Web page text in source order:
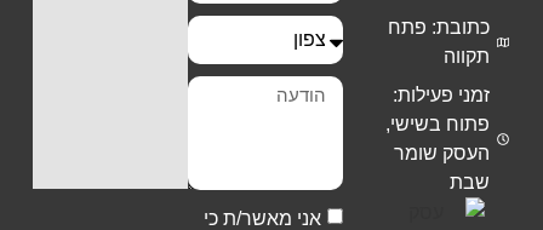
כתובת: פתח
תקווה
זמני פעילות:
פתוח בשישי,
העסק שומר
שבת
אני מאשר/ת כי